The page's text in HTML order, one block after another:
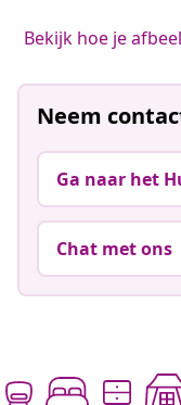
Bekijk hoe je
Neem
Ga naar het
Chat met ons